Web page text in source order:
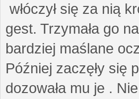
włóczył się za nią
gest. Trzymała go
bardziej maślane
Później zaczęły się
dozowała mu je .